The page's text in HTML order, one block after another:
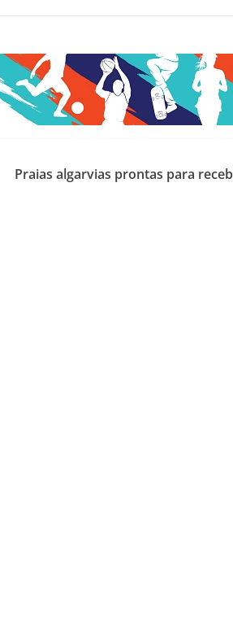
Praias algarvias prontas para